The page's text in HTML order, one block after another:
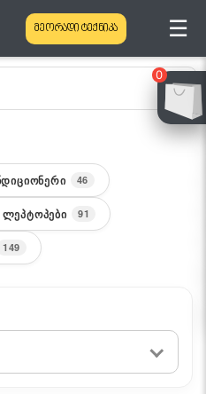
0
მეორადი ტექნიკა ☰
46
ᲚᲔᲞᲢᲝᲞᲔᲑᲘ 91
149